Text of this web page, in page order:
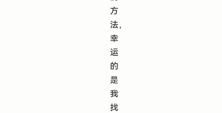
方
法，
幸
运
的
是
我
找